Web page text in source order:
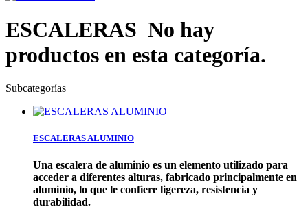
ESCALERAS No hay
productos en esta categoría.
Subcategorías
ESCALERAS ALUMINIO
Una escalera de aluminio es un elemento utilizado para
acceder a diferentes alturas, fabricado principalmente en
aluminio, lo que le confiere ligereza, resistencia y
durabilidad.